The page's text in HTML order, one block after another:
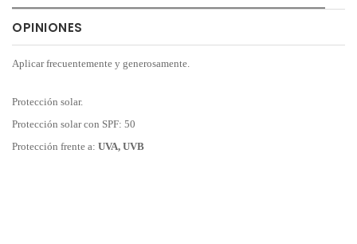
OPINIONES
Aplicar frecuentemente y generosamente.
Protección solar.
Protección solar con SPF: 50
Protección frente a: UVA, UVB